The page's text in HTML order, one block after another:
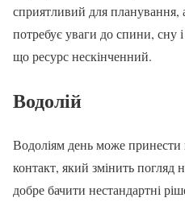
сприятливий для планування,
потребує уваги до спини, сну
що ресурс нескінченний.
Водолій
Водоліям день може принести
контакт, який змінить погляд
добре бачити нестандартні